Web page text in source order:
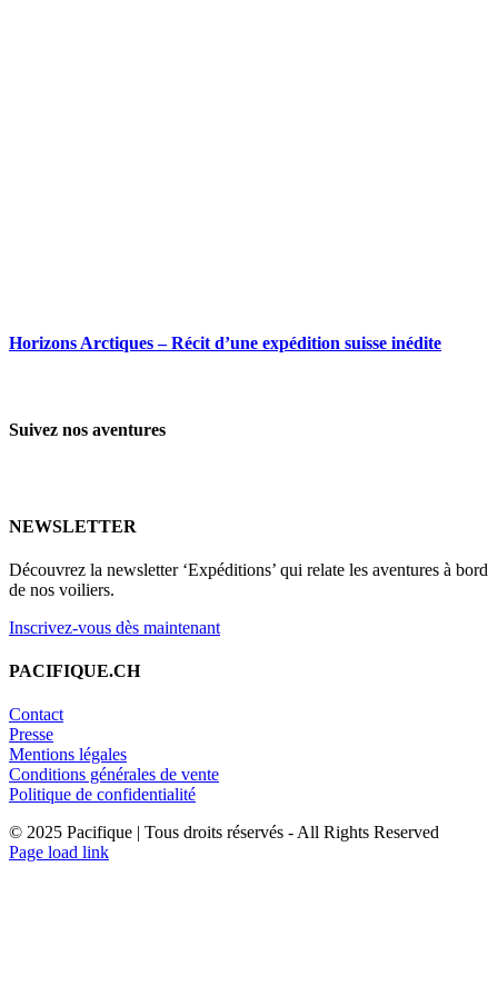
Horizons Arctiques – Récit d’une expédition suisse inédite
Suivez nos aventures
NEWSLETTER
Découvrez la newsletter ‘Expéditions’ qui relate les aventures à bord
de nos voiliers.
Inscrivez-vous dès maintenant
PACIFIQUE.CH
Contact
Presse
Mentions légales
Conditions générales de vente
Politique de confidentialité
© 2025 Pacifique | Tous droits réservés - All Rights Reserved
Page load link